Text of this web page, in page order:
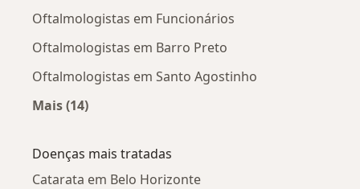
Oftalmologistas em Funcionários
Oftalmologistas em Barro Preto
Oftalmologistas em Santo Agostinho
Mais (14)
Doenças mais tratadas
Catarata em Belo Horizonte